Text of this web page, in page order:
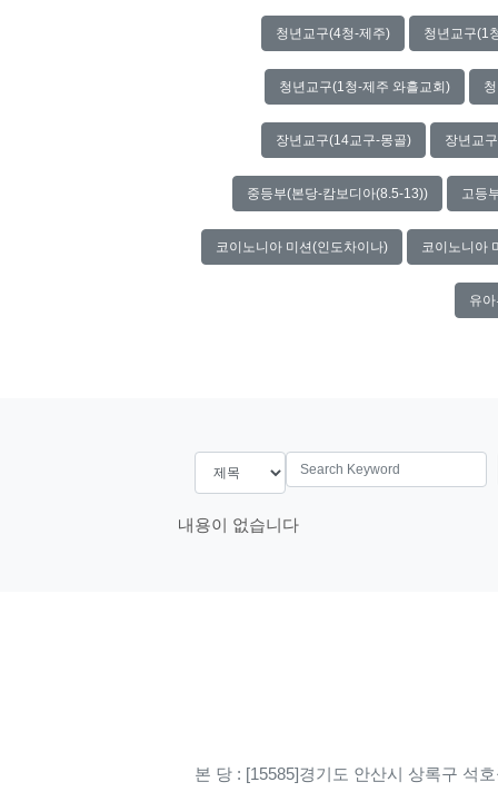
청년교구(4청-제주) 청년교구(1
청년교구(1청-제주 와흘교회)
장년교구(14교구-몽골) 장년교
중등부(본당-캄보디아(8.5-13)) 고등
코이노니아 미션(인도차이나) 코이노니아
유
search
내용이 없습니다
본 당 : [15585]경기도 안산시 상록구 석